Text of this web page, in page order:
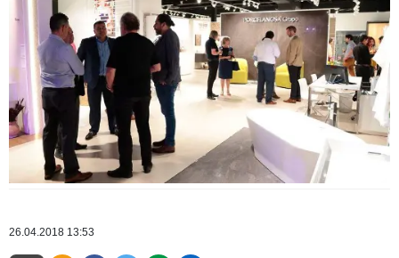
26.04.2018 13:53